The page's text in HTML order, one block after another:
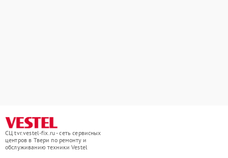
СЦ tvr.vestel-fix.ru - сеть сервисных
центров в Твери по ремонту и
обслуживанию техники Vestel